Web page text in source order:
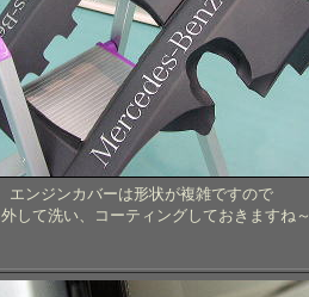
エンジンカバーは形状が複雑ですので
して洗い、コーティングしておきますね～